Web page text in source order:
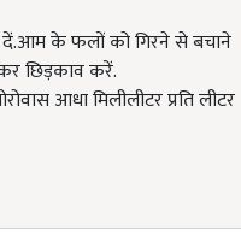
दें.आम के फलों को गिरने से बचाने
छिड़काव करें.
आधा मिलीलीटर प्रति लीटर